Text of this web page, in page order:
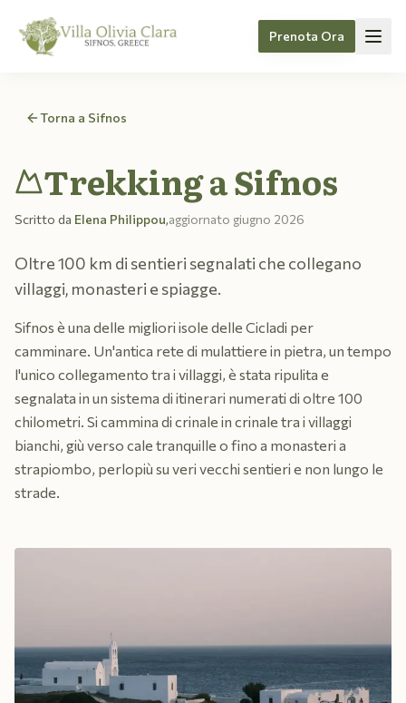
Prenota Ora
Torna a Sifnos
Trekking a Sifnos
Scritto da Elena Philippou,aggiornato giugno 2026
Oltre 100 km di sentieri segnalati che collegano
villaggi, monasteri e spiagge.
Sifnos è una delle migliori isole delle Cicladi per
camminare. Un'antica rete di mulattiere in pietra, un tempo
l'unico collegamento tra i villaggi, è stata ripulita e
segnalata in un sistema di itinerari numerati di oltre 100
chilometri. Si cammina di crinale in crinale tra i villaggi
bianchi, giù verso cale tranquille o fino a monasteri a
strapiombo, perlopiù su veri vecchi sentieri e non lungo le
strade.